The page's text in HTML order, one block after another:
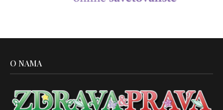
O NAMA